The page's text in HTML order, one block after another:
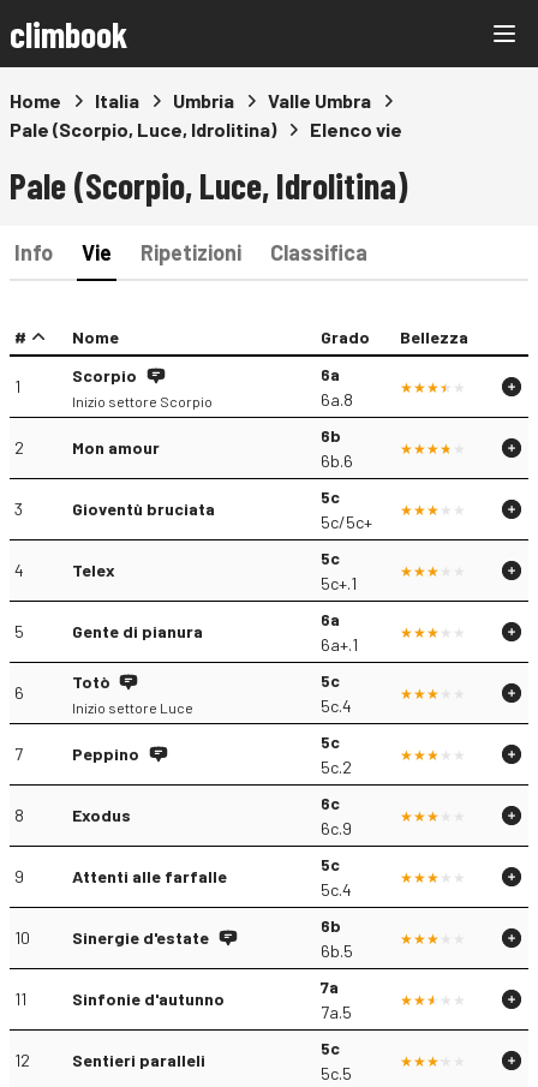
climbook
Home Italia Umbria
Valle Umbra
Pale (Scorpio, Luce, Idrolitina)
Elenco vie
Pale (Scorpio, Luce, Idrolitina)
Info Vie Ripetizioni Classifica
# Nome Grado Bellezza
1
Scorpio
Inizio settore Scorpio
6a
6a.8
2 Mon amour
6b
6b.6
3 Gioventù bruciata
5c
5c/5c+
4 Telex
5c
5c+.1
5 Gente di pianura
6a
6a+.1
6
Totò
Inizio settore Luce
5c
5c.4
7 Peppino
5c
5c.2
8 Exodus
6c
6c.9
9 Attenti alle farfalle
5c
5c.4
10 Sinergie d'estate
6b
6b.5
11 Sinfonie d'autunno
7a
7a.5
12 Sentieri paralleli
5c
5c.5